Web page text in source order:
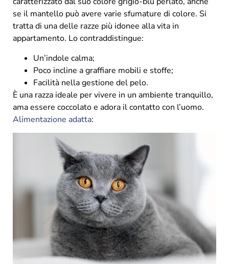
se il mantello può avere varie sfumature di colore. Si
tratta di una delle razze più idonee alla vita in
appartamento. Lo contraddistingue:
Un’indole calma;
Poco incline a graffiare mobili e stoffe;
Facilità nella gestione del pelo.
È una razza ideale per vivere in un ambiente tranquillo,
ama essere coccolato e adora il contatto con l’uomo.
Alimentazione adatta: